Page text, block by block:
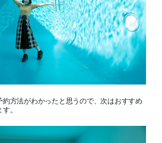
方法がわかったと思うので、次はおすすめ
。